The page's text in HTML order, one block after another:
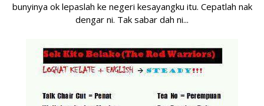
bunyinya ok lepaslah ke negeri kesayangku itu. Cepatlah nak
dengar ni. Tak sabar dah ni...